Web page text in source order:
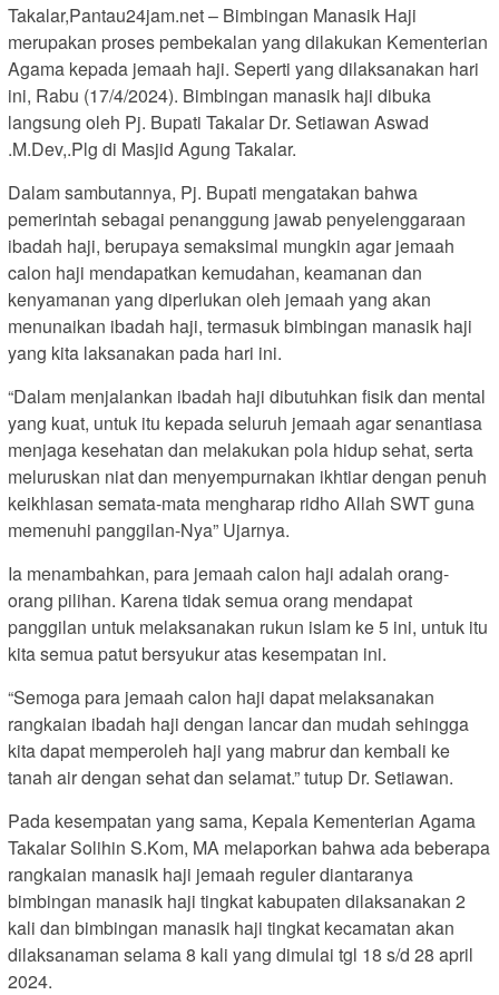
Takalar,Pantau24jam.net – Bimbingan Manasik Haji
merupakan proses pembekalan yang dilakukan Kementerian
Agama kepada jemaah haji. Seperti yang dilaksanakan hari
ini, Rabu (17/4/2024). Bimbingan manasik haji dibuka
langsung oleh Pj. Bupati Takalar Dr. Setiawan Aswad
.M.Dev,.Plg di Masjid Agung Takalar.
Dalam sambutannya, Pj. Bupati mengatakan bahwa
pemerintah sebagai penanggung jawab penyelenggaraan
ibadah haji, berupaya semaksimal mungkin agar jemaah
calon haji mendapatkan kemudahan, keamanan dan
kenyamanan yang diperlukan oleh jemaah yang akan
menunaikan ibadah haji, termasuk bimbingan manasik haji
yang kita laksanakan pada hari ini.
“Dalam menjalankan ibadah haji dibutuhkan fisik dan mental
yang kuat, untuk itu kepada seluruh jemaah agar senantiasa
menjaga kesehatan dan melakukan pola hidup sehat, serta
meluruskan niat dan menyempurnakan ikhtiar dengan penuh
keikhlasan semata-mata mengharap ridho Allah SWT guna
memenuhi panggilan-Nya” Ujarnya.
Ia menambahkan, para jemaah calon haji adalah orang-
orang pilihan. Karena tidak semua orang mendapat
panggilan untuk melaksanakan rukun islam ke 5 ini, untuk itu
kita semua patut bersyukur atas kesempatan ini.
“Semoga para jemaah calon haji dapat melaksanakan
rangkaian ibadah haji dengan lancar dan mudah sehingga
kita dapat memperoleh haji yang mabrur dan kembali ke
tanah air dengan sehat dan selamat.” tutup Dr. Setiawan.
Pada kesempatan yang sama, Kepala Kementerian Agama
Takalar Solihin S.Kom, MA melaporkan bahwa ada beberapa
rangkaian manasik haji jemaah reguler diantaranya
bimbingan manasik haji tingkat kabupaten dilaksanakan 2
kali dan bimbingan manasik haji tingkat kecamatan akan
dilaksanaman selama 8 kali yang dimulai tgl 18 s/d 28 april
2024.